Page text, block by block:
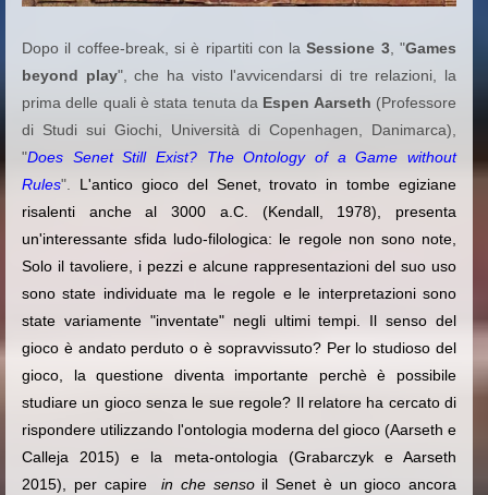
Dopo il coffee-break, si è ripartiti con laSessione 3, "Games
beyond play", che ha visto l'avvicendarsi di tre relazioni, la
prima delle quali è stata tenuta da Espen Aarseth (Professore
di Studi sui Giochi, Università di Copenhagen, Danimarca),
"Does Senet Still Exist? The Ontology of a Game without
Rules". L'antico gioco del Senet, trovato in tombe egiziane
risalenti anche al 3000 a.C. (Kendall, 1978), presenta
un'interessante sfida ludo-filologica: le regole non sono note,
Solo il tavoliere, i pezzi e alcune rappresentazioni del suo uso
sono state individuate ma le regole e le interpretazioni sono
state variamente "inventate" negli ultimi tempi. Il senso del
gioco è andato perduto o è sopravvissuto? Per lo studioso del
gioco, la questione diventa importante perchè è possibile
studiare un gioco senza le sue regole? Il relatore ha cercato di
rispondere utilizzando l'ontologia moderna del gioco (Aarseth e
Calleja 2015) e la meta-ontologia (Grabarczyk e Aarseth
2015), per capirein che senso il Senet è un gioco ancora